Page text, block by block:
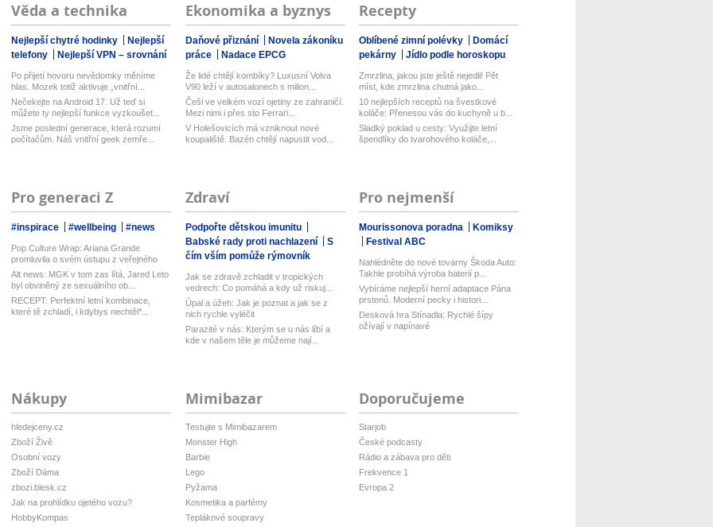
Věda a technika
Nejlepší chytré hodinky
Nejlepší
telefony
Nejlepší VPN – srovnání
Po přijetí hovoru nevědomky měníme
hlas. Mozek totiž aktivuje „vnitřní...
Nečekejte na Android 17. Už teď si
můžete ty nejlepší funkce vyzkoušet...
Jsme poslední generace, která rozumí
počítačům. Náš vnitřní geek zemře...
Ekonomika a byznys
Daňové přiznání
Novela zákoníku
práce
Nadace EPCG
Že lidé chtějí kombíky? Luxusní Volva
V90 leží v autosalonech s milion...
Češi ve velkém vozí ojetiny ze zahraničí.
Mezi nimi i přes sto Ferrari...
V Holešovicích má vzniknout nové
koupaliště. Bazén chtějí napustit vod...
Recepty
Oblíbené zimní polévky
Domácí
pekárny
Jídlo podle horoskopu
Zmrzlina, jakou jste ještě nejedli! Pět
míst, kde zmrzlina chutná jako...
10 nejlepších receptů na švestkové
koláče: Přenesou vás do kuchyně u b...
Sladký poklad u cesty: Využijte letní
špendlíky do tvarohového koláče,...
Pro generaci Z
#inspirace #wellbeing #news
Pop Culture Wrap: Ariana Grande
promluvila o svém ústupu z veřejného
ž...
Alt news: MGK v tom zas lítá, Jared Leto
byl obviněný ze sexuálního ob...
RECEPT: Perfektní letní kombinace,
které tě zchladí, i kdybys nechtěl*...
Zdraví
Podpořte dětskou imunitu
Babské rady proti nachlazení
S
čím vším pomůže rýmovník
Jak se zdravě zchladit v tropických
vedrech: Co pomáhá a kdy už riskuj...
Úpal a úžeh: Jak je poznat a jak se z
nich rychle vyléčit
Parazité v nás: Kterým se u nás líbí a
kde v našem těle je můžeme nají...
Pro nejmenší
Mourissonova poradna
Komiksy
Festival ABC
Nahlédněte do nové továrny Škoda Auto:
Takhle probíhá výroba baterií p...
Vybíráme nejlepší herní adaptace Pána
prstenů. Moderní pecky i histori...
Desková hra Stínadla: Rychlé šípy
ožívají v napínavé
Nákupy
hledejceny.cz
Zboží Živě
Osobní vozy
Zboží Dáma
zbozi.blesk.cz
Jak na prohlídku ojetého vozu?
HobbyKompas
Mimibazar
Testujte s Mimibazarem
Monster High
Barbie
Lego
Pyžama
Kosmetika a parfémy
Teplákové soupravy
Doporučujeme
Starjob
České podcasty
Rádio a zábava pro děti
Frekvence 1
Evropa 2